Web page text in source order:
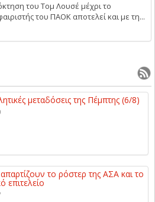
του Τομ Λουσέ μέχρι το
του ΠΑΟΚ αποτελεί και με τη...
μεταδόσεις της Πέμπτης (6/8)
το ρόστερ της ΑΣΑ και το
επιτελείο